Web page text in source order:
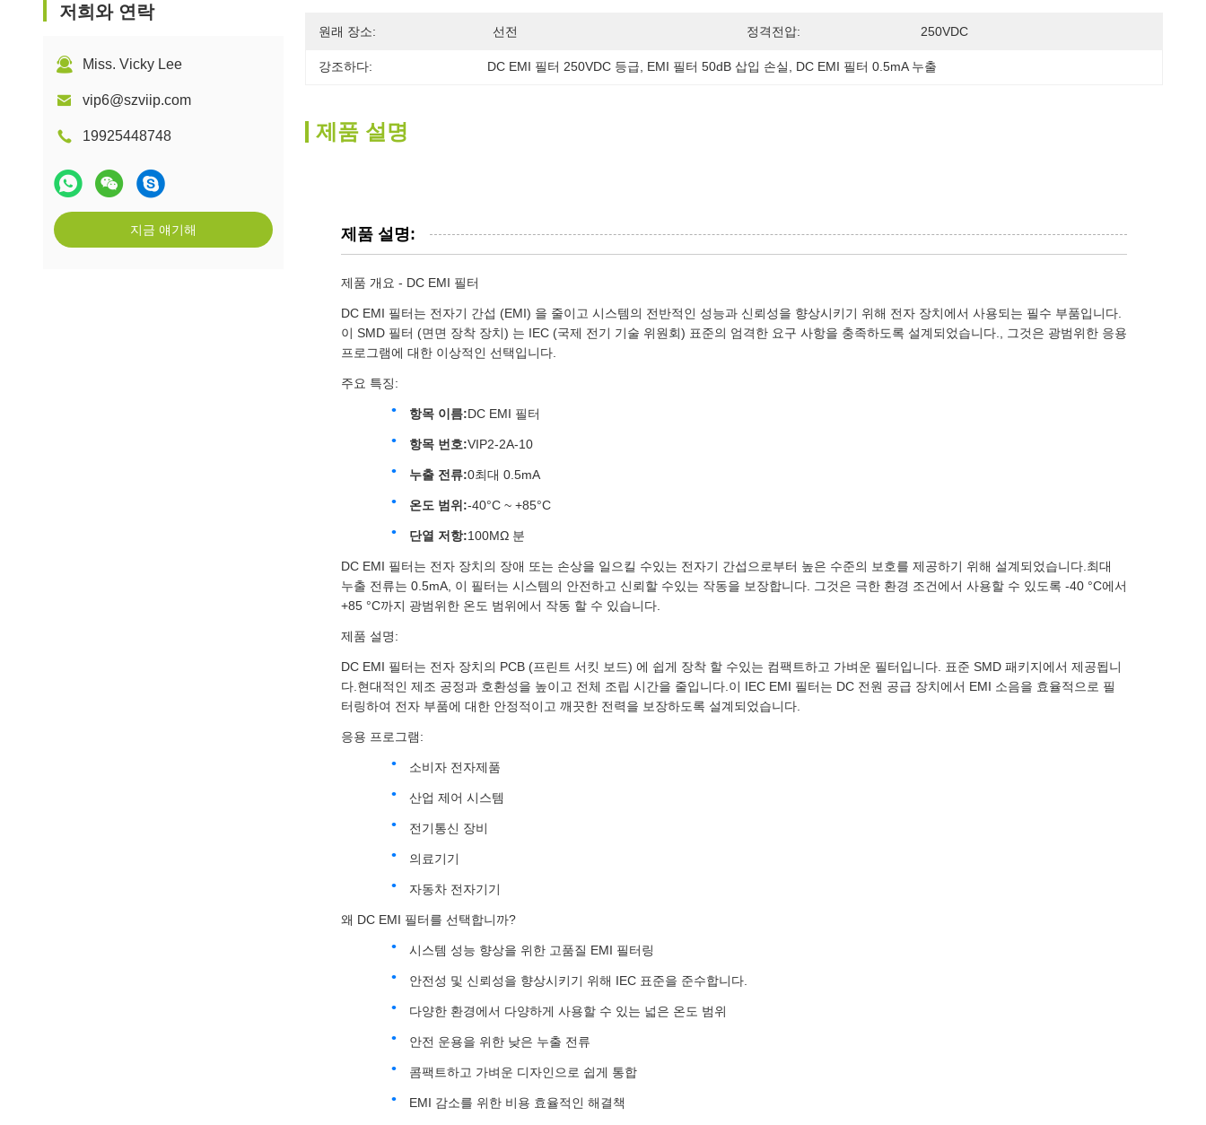
저희와 연락
Miss. Vicky Lee
vip6@szviip.com
19925448748
지금 얘기해
원래 장소: 선전 정격전압: 250VDC
강조하다: DC EMI 필터 250VDC 등급 EMI 필터 50dB 삽입 손실 DC EMI 필터 0.5mA 누출
제품 설명
제품 설명:
제품 개요 - DC EMI 필터
DC EMI 필터는 전자기 간섭 (EMI) 을 줄이고 시스템의 전반적인 성능과 신뢰성을 향상시키기 위해 전자 장치에서 사용되는 필수 부품입니다.
이 SMD 필터 (면면 장착 장치) 는 IEC (국제 전기 기술 위원회) 표준의 엄격한 요구 사항을 충족하도록 설계되었습니다., 그것은 광범위한 응용
프로그램에 대한 이상적인 선택입니다.
주요 특징:
항목 이름:DC EMI 필터
항목 번호:VIP2-2A-10
누출 전류:0최대 0.5mA
온도 범위:-40°C ~ +85°C
단열 저항:100MΩ 분
DC EMI 필터는 전자 장치의 장애 또는 손상을 일으킬 수있는 전자기 간섭으로부터 높은 수준의 보호를 제공하기 위해 설계되었습니다.최대
누출 전류는 0.5mA, 이 필터는 시스템의 안전하고 신뢰할 수있는 작동을 보장합니다. 그것은 극한 환경 조건에서 사용할 수 있도록 -40 °C에서
+85 °C까지 광범위한 온도 범위에서 작동 할 수 있습니다.
제품 설명:
DC EMI 필터는 전자 장치의 PCB (프린트 서킷 보드) 에 쉽게 장착 할 수있는 컴팩트하고 가벼운 필터입니다. 표준 SMD 패키지에서 제공됩니
다.현대적인 제조 공정과 호환성을 높이고 전체 조립 시간을 줄입니다.이 IEC EMI 필터는 DC 전원 공급 장치에서 EMI 소음을 효율적으로 필
터링하여 전자 부품에 대한 안정적이고 깨끗한 전력을 보장하도록 설계되었습니다.
응용 프로그램:
소비자 전자제품
산업 제어 시스템
전기통신 장비
의료기기
자동차 전자기기
왜 DC EMI 필터를 선택합니까?
시스템 성능 향상을 위한 고품질 EMI 필터링
안전성 및 신뢰성을 향상시키기 위해 IEC 표준을 준수합니다.
다양한 환경에서 다양하게 사용할 수 있는 넓은 온도 범위
안전 운용을 위한 낮은 누출 전류
콤팩트하고 가벼운 디자인으로 쉽게 통합
EMI 감소를 위한 비용 효율적인 해결책